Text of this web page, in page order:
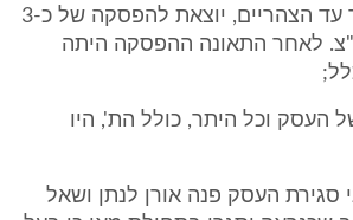
הת' עבדה מהבוקר עד הצהריים, יוצאת להפסקה של כ-3
לאחר התאונה ההפסקה היתה
העסק וכל היתר, כולל הת', היו
לפני סגירת העסק פנה אורן לנתן ושאל